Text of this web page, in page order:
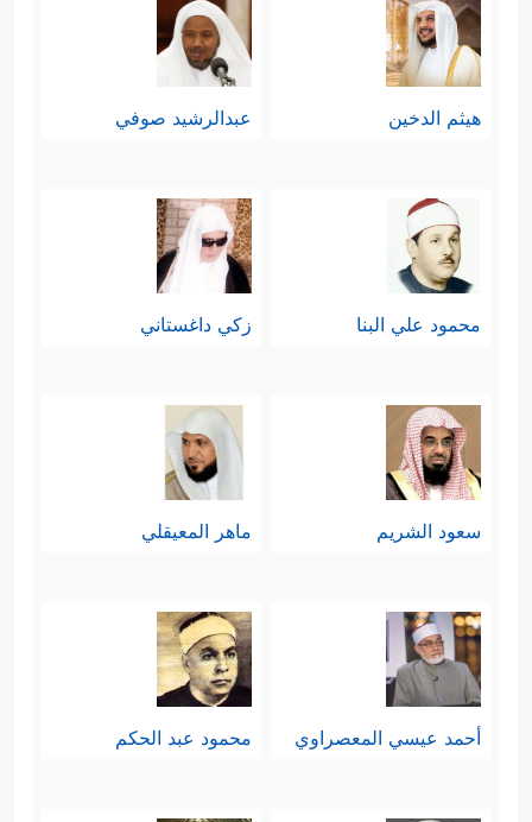
هيثم الدخين عبدالرشيد صوفي
محمود علي البنا زكي داغستاني
سعود الشريم ماهر المعيقلي
أحمد عيسي المعصراوي محمود عبد الحكم